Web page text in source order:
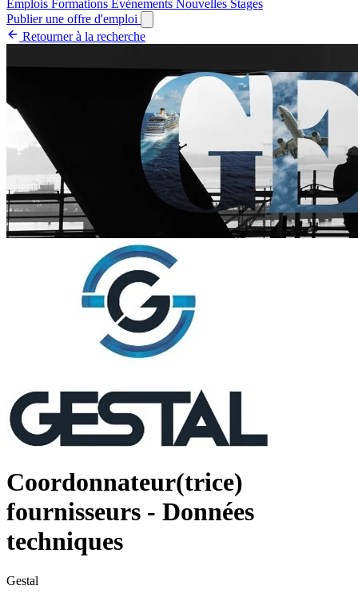
Emplois Formations Événements Nouvelles Stages
Publier une offre d'emploi
Retourner à la recherche
Coordonnateur(trice)
fournisseurs - Données
techniques
Gestal